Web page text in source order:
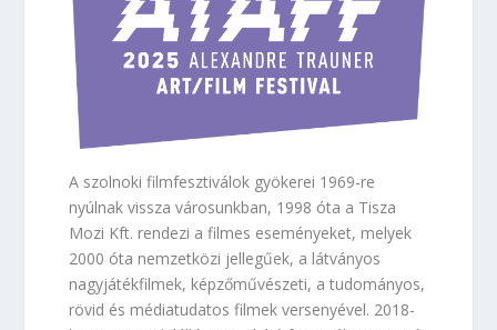
A szolnoki filmfesztiválok gyökerei 1969-re
nyúlnak vissza városunkban, 1998 óta a Tisza
Mozi Kft. rendezi a filmes eseményeket, melyek
2000 óta nemzetközi jellegűek, a látványos
nagyjátékfilmek, képzőművészeti, a tudományos,
rövid és médiatudatos filmek versenyével. 2018-